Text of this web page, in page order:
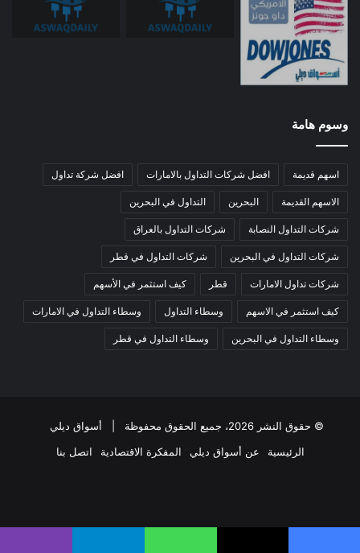
وسوم هامة
اسهم قديمة افضل شركات التداول بالامارات افضل شركة تداول
الاسهم القديمة البحرين التداول في البحرين
شركات التداول النصابة شركات التداول بالعراق
شركات التداول في البحرين شركات التداول في قطر
شركات تداول الامارات قطر كيف استثمر في الأسهم
كيف استثمر في الاسهم وسطاء التداول وسطاء التداول في الامارات
وسطاء التداول في البحرين وسطاء التداول في قطر
© حقوق النشر 2026، جميع الحقوق محفوظة |
أسواق ديلي
الرئيسية
عن أسواق ديلي المفكرة الاقتصادية اتصل بنا